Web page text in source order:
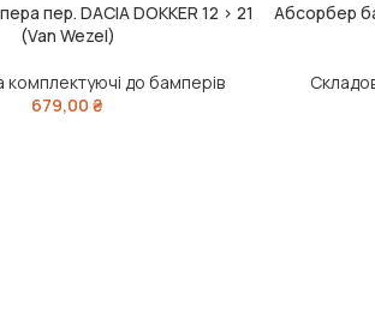
пер. DACIA DOKKER 12 > 21
(Van Wezel)
комплектуючі до бамперів
679,00₴
ЧИТАТИ
Абсорбер